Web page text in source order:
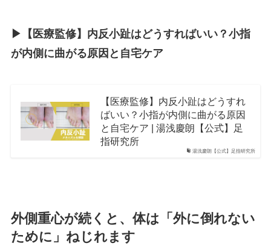
▶︎【医療監修】内反小趾はどうすればいい？小指
が内側に曲がる原因と自宅ケア
湯浅慶朗【公式】足指研究所
【医療監修】内反小趾はどうすれ
ばいい？小指が内側に曲がる原因
と自宅ケア | 湯浅慶朗【公式】足
指研究所
外側重心が続くと、体は「外に倒れない
ために」ねじれます